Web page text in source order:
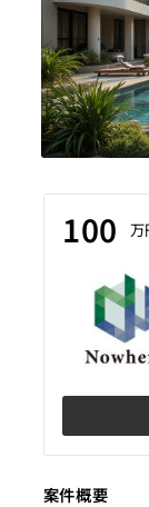
100 万
案件概要